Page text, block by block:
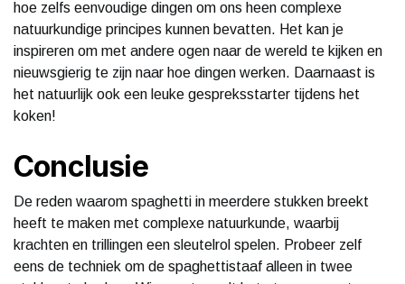
hoe zelfs eenvoudige dingen om ons heen complexe
natuurkundige principes kunnen bevatten. Het kan je
inspireren om met andere ogen naar de wereld te kijken en
nieuwsgierig te zijn naar hoe dingen werken. Daarnaast is
het natuurlijk ook een leuke gespreksstarter tijdens het
koken!
Conclusie
De reden waarom spaghetti in meerdere stukken breekt
heeft te maken met complexe natuurkunde, waarbij
krachten en trillingen een sleutelrol spelen. Probeer zelf
eens de techniek om de spaghettistaaf alleen in twee